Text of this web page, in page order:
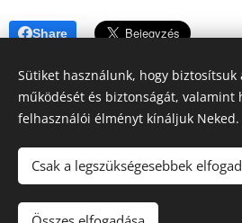
Share
A blogban megjelenő tartalomra
a szerzői jogról szóló 2016.
vonatkozik.Kérem, hogy
Sütiket használunk, hogy
működését és biztonságát, valamint
felhasználói élményt kínáljuk Neked.
Csak a legszükségesebbek